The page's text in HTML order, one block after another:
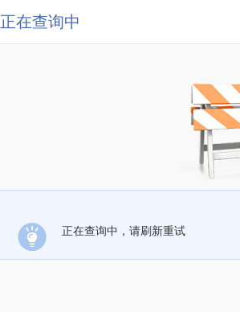
正在查询中
正在查询中，请刷新重试